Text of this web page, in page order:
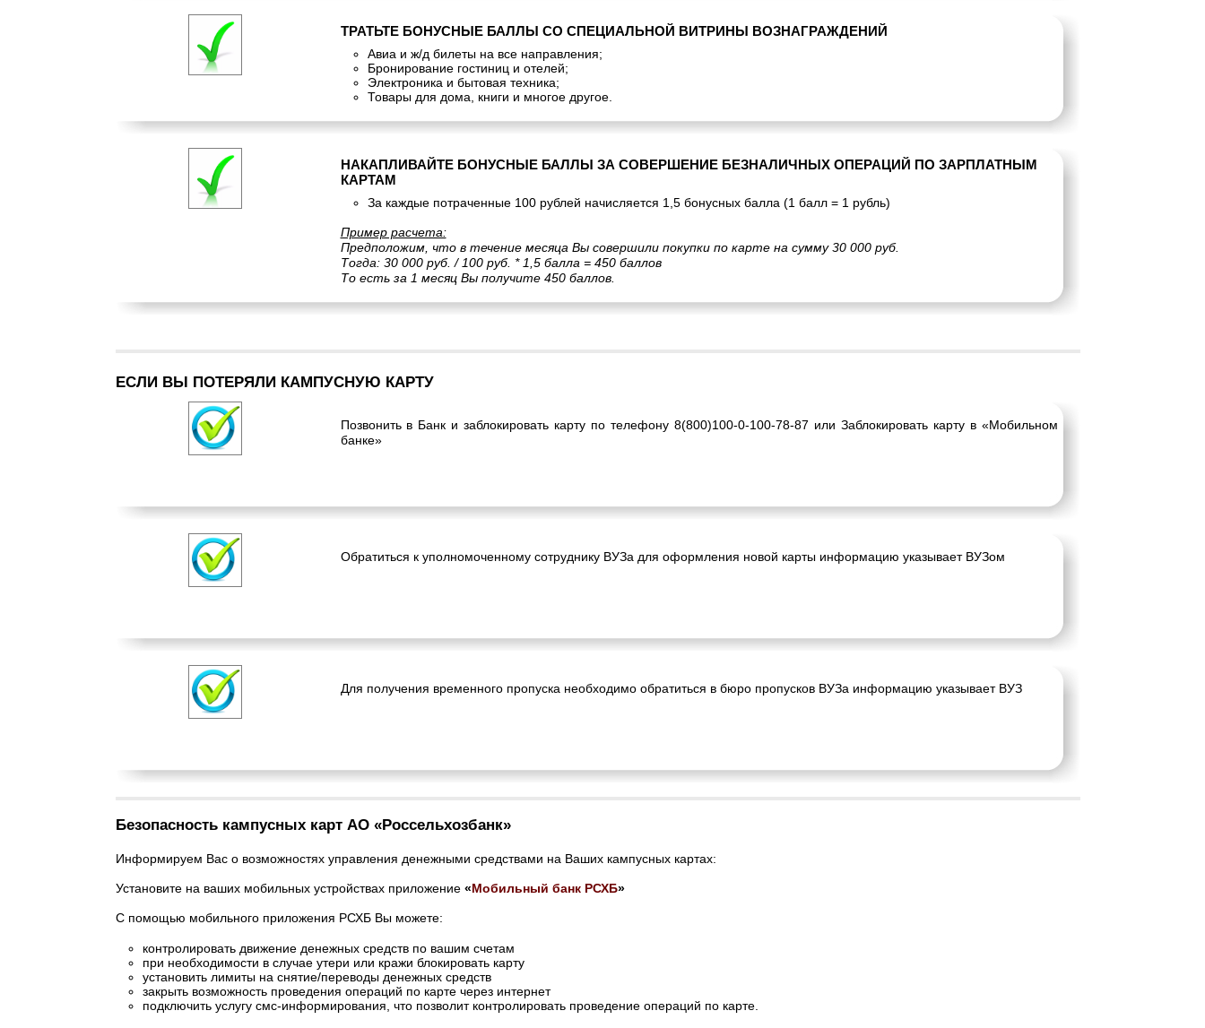
ТРАТЬТЕ БОНУСНЫЕ БАЛЛЫ СО СПЕЦИАЛЬНОЙ ВИТРИНЫ ВОЗНАГРАЖДЕНИЙ
Авиа и ж/д билеты на все направления;
Бронирование гостиниц и отелей;
Электроника и бытовая техника;
Товары для дома, книги и многое другое.
НАКАПЛИВАЙТЕ БОНУСНЫЕ БАЛЛЫ ЗА СОВЕРШЕНИЕ БЕЗНАЛИЧНЫХ ОПЕРАЦИЙ ПО ЗАРПЛАТНЫМ
КАРТАМ
За каждые потраченные 100 рублей начисляется 1,5 бонусных балла (1 балл = 1 рубль)
Пример расчета:
Предположим, что в течение месяца Вы совершили покупки по карте на сумму 30 000 руб.
Тогда: 30 000 руб. / 100 руб. * 1,5 балла = 450 баллов
То есть за 1 месяц Вы получите 450 баллов.
ЕСЛИ ВЫ ПОТЕРЯЛИ КАМПУСНУЮ КАРТУ
Позвонить в Банк и заблокировать карту по телефону 8(800)100-0-100-78-87 или Заблокировать карту в «Мобильном
банке»
Обратиться к уполномоченному сотруднику ВУЗа для оформления новой карты информацию указывает ВУЗом
Для получения временного пропуска необходимо обратиться в бюро пропусков ВУЗа информацию указывает ВУЗ
Безопасность кампусных карт АО «Россельхозбанк»
Информируем Вас о возможностях управления денежными средствами на Ваших кампусных картах:
Установите на ваших мобильных устройствах приложение«Мобильный банк РСХБ»
С помощью мобильного приложения РСХБ Вы можете:
контролировать движение денежных средств по вашим счетам
при необходимости в случае утери или кражи блокировать карту
установить лимиты на снятие/переводы денежных средств
закрыть возможность проведения операций по карте через интернет
подключить услугу смс-информирования, что позволит контролировать проведение операций по карте.